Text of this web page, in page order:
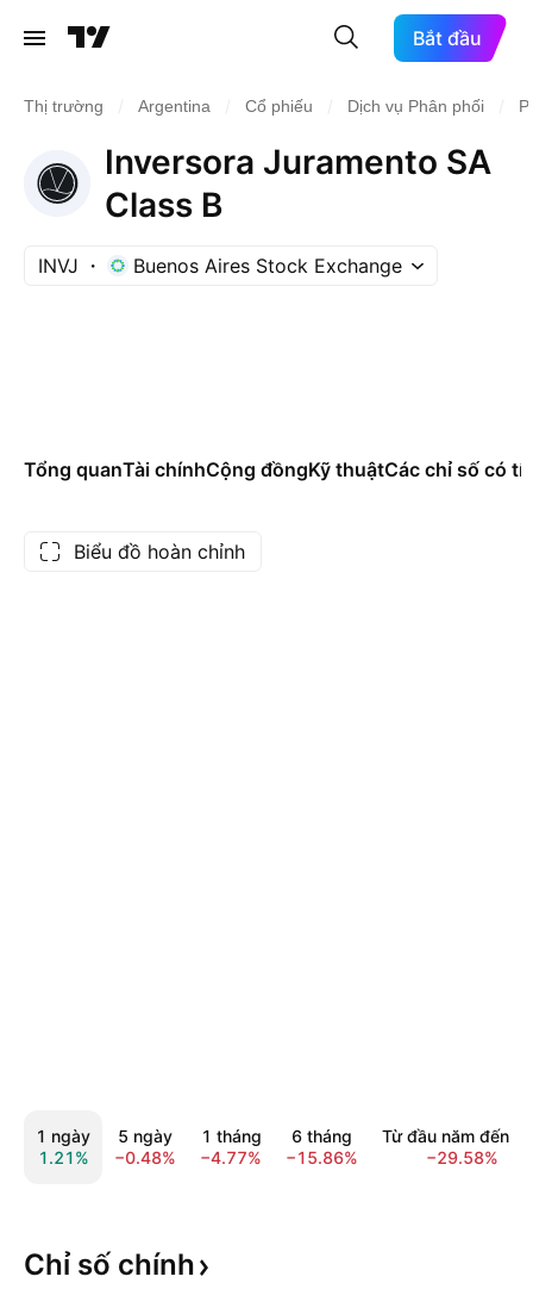
Bắt đầu
Thị trường Argentina Cổ phiếu Dịch vụ Phân phối
Inversora Juramento SA
Class B
INVJ Buenos Aires Stock Exchange
Tổng quanTài chínhCộng đồngKỹ thuậtCác chỉ số có
Biểu đồ hoàn chỉnh
1 ngày
1.21%
5 ngày
−0.48%
1 tháng
−4.77%
6 tháng
−15.86%
Từ đầu năm đến
−29.58%
Chỉ số chính